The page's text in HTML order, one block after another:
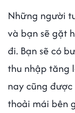
Những người
và bạn sẽ gặt
đi. Bạn sẽ có
thu nhập tăng
nay cũng
thoải mái bên